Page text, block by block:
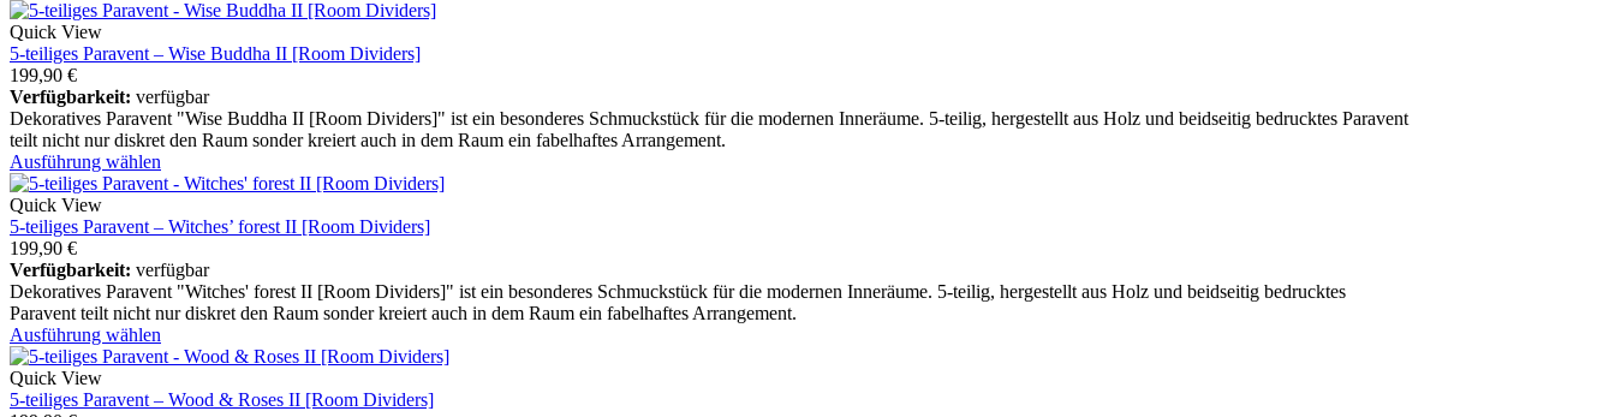
Quick View
5-teiliges Paravent – Wise Buddha II [Room Dividers]
199,90 €
Verfügbarkeit: verfügbar
Dekoratives Paravent "Wise Buddha II [Room Dividers]" ist ein besonderes Schmuckstück für die modernen Inneräume. 5-teilig, hergestellt aus Holz und beidseitig bedrucktes Paravent
teilt nicht nur diskret den Raum sonder kreiert auch in dem Raum ein fabelhaftes Arrangement.
Ausführung wählen
Quick View
5-teiliges Paravent – Witches’ forest II [Room Dividers]
199,90 €
Verfügbarkeit: verfügbar
Dekoratives Paravent "Witches' forest II [Room Dividers]" ist ein besonderes Schmuckstück für die modernen Inneräume. 5-teilig, hergestellt aus Holz und beidseitig bedrucktes
Paravent teilt nicht nur diskret den Raum sonder kreiert auch in dem Raum ein fabelhaftes Arrangement.
Ausführung wählen
Quick View
5-teiliges Paravent – Wood & Roses II [Room Dividers]